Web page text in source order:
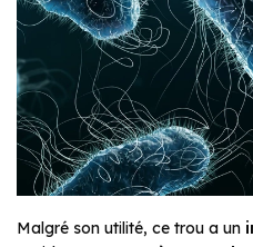
Malgré son utilité, ce trou a un